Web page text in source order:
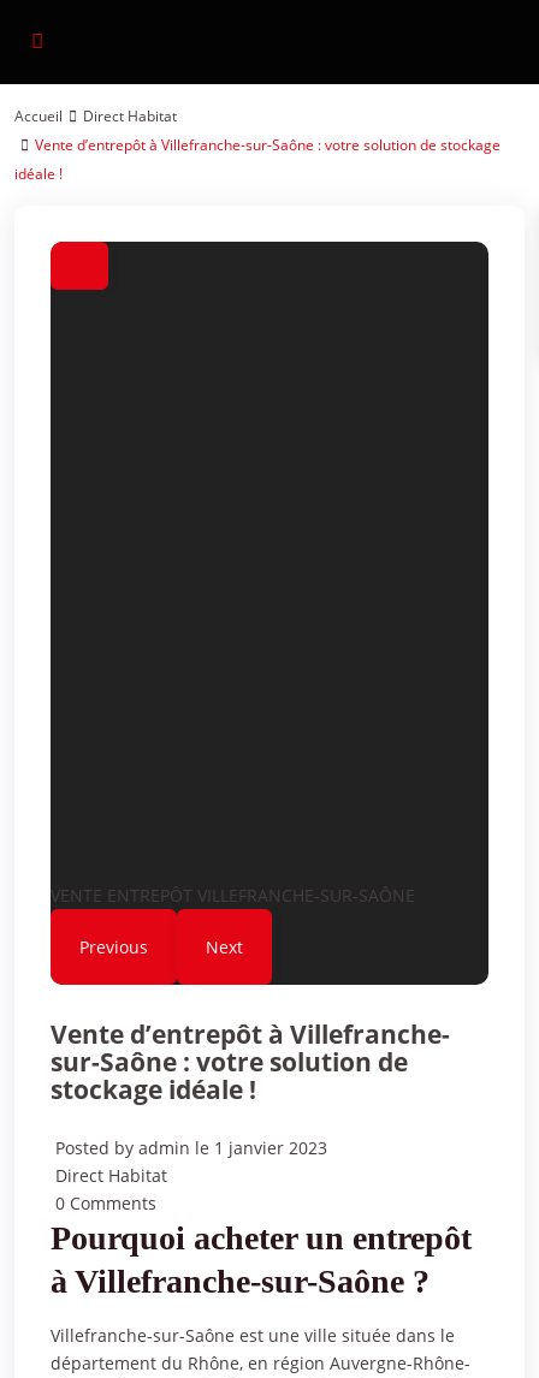
Accueil
Direct Habitat
Vente d’entrepôt à Villefranche-sur-Saône : votre solution de stockage
idéale !
VENTE ENTREPÔT VILLEFRANCHE-SUR-SAÔNE
Previous Next
Vente d’entrepôt à Villefranche-
sur-Saône : votre solution de
stockage idéale !
Posted by admin le 1 janvier 2023
Direct Habitat
0 Comments
Pourquoi acheter un entrepôt
à Villefranche-sur-Saône ?
Villefranche-sur-Saône est une ville située dans le
département du Rhône, en région Auvergne-Rhône-